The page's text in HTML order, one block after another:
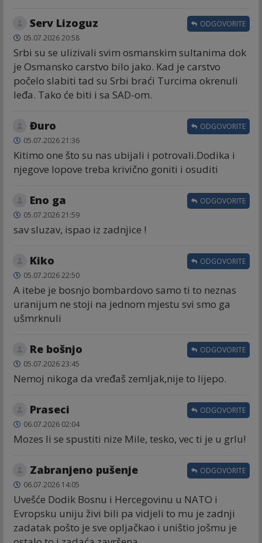
Serv Lizoguz
05.07.2026 20:58
Srbi su se ulizivali svim osmanskim sultanima dok
je Osmansko carstvo bilo jako. Kad je carstvo
počelo slabiti tad su Srbi braći Turcima okrenuli
leđa. Tako će biti i sa SAD-om.
ODGOVORITE
Đuro
05.07.2026 21:36
Kitimo one što su nas ubijali i potrovali.Dodika i
njegove lopove treba krivično goniti i osuditi
ODGOVORITE
Eno ga
05.07.2026 21:59
sav sluzav, ispao iz zadnjice !
ODGOVORITE
Kiko
05.07.2026 22:50
A itebe je bosnjo bombardovo samo ti to neznas
uranijum ne stoji na jednom mjestu svi smo ga
ušmrknuli
ODGOVORITE
Re bošnjo
05.07.2026 23:45
Nemoj nikoga da vređaš zemljak,nije to lijepo.
ODGOVORITE
Praseci
06.07.2026 02:04
Mozes li se spustiti nize Mile, tesko, vec ti je u grlu!
ODGOVORITE
Zabranjeno pušenje
06.07.2026 14:05
Uvešće Dodik Bosnu i Hercegovinu u NATO i
Evropsku uniju živi bili pa vidjeli to mu je zadnji
zadatak pošto je sve opljačkao i uništio jošmu je
ODGOVORITE